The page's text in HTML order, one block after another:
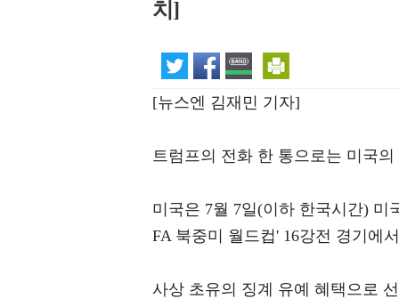
치]
[뉴스엔 김재민 기자]
트럼프의 전화 한 통으로는 미국
미국은 7월 7일(이하 한국시간) 미
FA 북중미 월드컵' 16강전 경기에
사상 초유의 징계 유예 혜택으로